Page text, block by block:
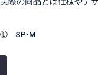
Ⓛ SP-M